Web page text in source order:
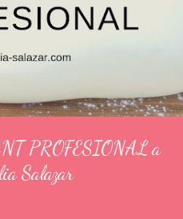
PROFESIONAL a
Salazar